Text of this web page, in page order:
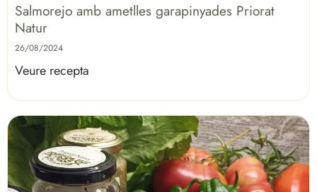
Salmorejo amb ametlles garapinyades Priorat
Natur
26/08/2024
Veure recepta